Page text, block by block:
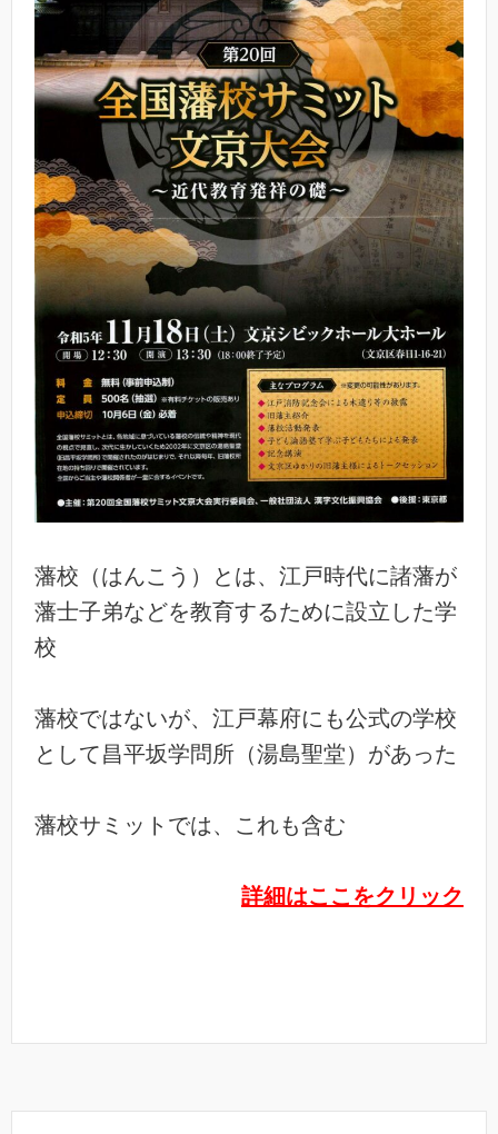
藩校（はんこう）とは、江戸時代に諸藩が
藩士子弟などを教育するために設立した学
校
藩校ではないが、江戸幕府にも公式の学校
として昌平坂学問所（湯島聖堂）があった
藩校サミットでは、これも含む
詳細はここをクリック